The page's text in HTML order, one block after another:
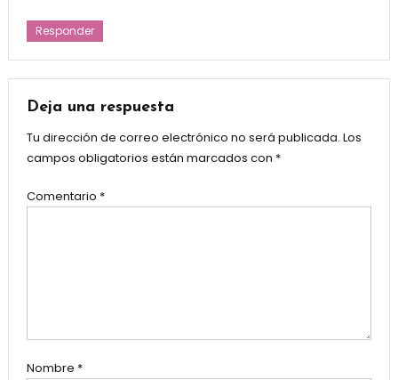
Responder
Deja una respuesta
Tu dirección de correo electrónico no será publicada. Los
campos obligatorios están marcados con *
Comentario *
Nombre *